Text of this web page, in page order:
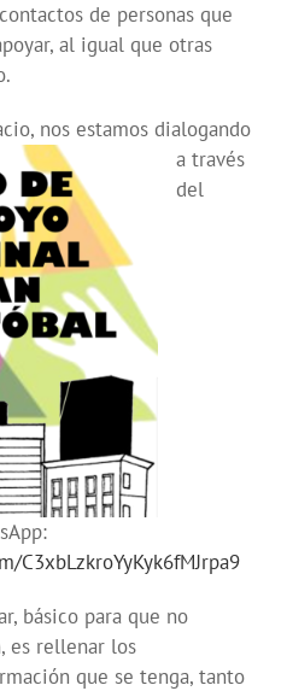
de personas que
al igual que otras
, nos estamos dialogando
a través
del
C3xbLzkroYyKyk6fMJrpa9
básico para que no
es rellenar los
que se tenga, tanto